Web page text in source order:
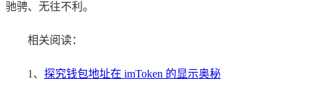
驰骋、无往不利。
相关阅读：
1、 探究钱包地址在 imToken 的显示奥秘